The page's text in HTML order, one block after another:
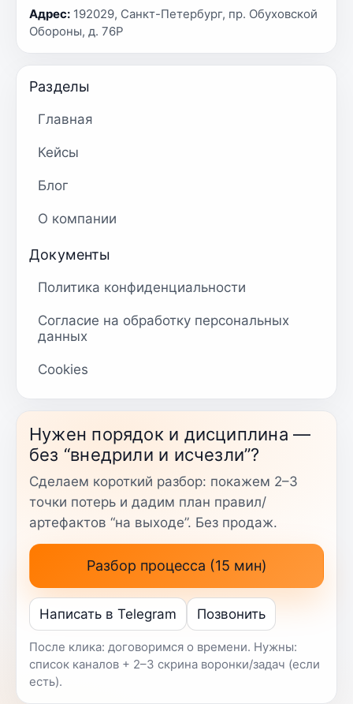
Адрес: 192029, Санкт-Петербург, пр. Обуховской
Обороны, д. 76Р
Разделы
Главная
Кейсы
Блог
О компании
Документы
Политика конфиденциальности
Согласие на обработку персональных
данных
Cookies
Нужен порядок и дисциплина —
без “внедрили и исчезли”?
Сделаем короткий разбор: покажем 2–3
точки потерь и дадим план правил/
артефактов “на выходе”. Без продаж.
Разбор процесса (15 мин)
Написать в Telegram Позвонить
После клика: договоримся о времени. Нужны:
список каналов + 2–3 скрина воронки/задач (если
есть).